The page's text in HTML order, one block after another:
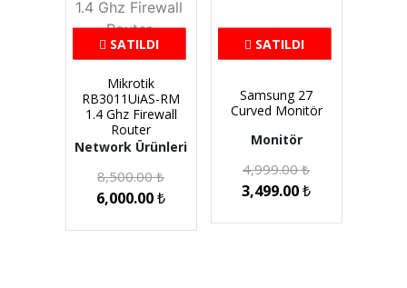
SATILDI
Mikrotik
RB3011UiAS-RM
1.4 Ghz Firewall
Router
Network Ürünleri
8,500.00₺
6,000.00₺
SATILDI
Samsung 27
Curved Monitör
Monitör
4,999.00₺
3,499.00₺